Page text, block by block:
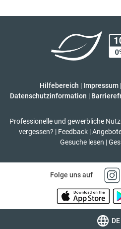
Hilfebereich | Impressum |
Datenschutzinformation |
Professionelle und gewerbliche
vergessen? | Feedback |
Gesuche lesen |
Folge uns auf
DE